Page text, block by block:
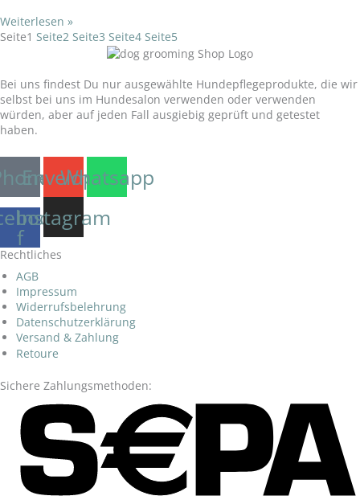
Weiterlesen »
Seite1 Seite2 Seite3 Seite4 Seite5
Bei uns findest Du nur ausgewählte Hundepflegeprodukte, die wir
selbst bei uns im Hundesalon verwenden oder verwenden
würden, aber auf jeden Fall ausgiebig geprüft und getestet
haben.
Envelope
Whatsapp
f
Instagram
Rechtliches
AGB
Impressum
Widerrufsbelehrung
Datenschutzerklärung
Versand & Zahlung
Retoure
Sichere Zahlungsmethoden: